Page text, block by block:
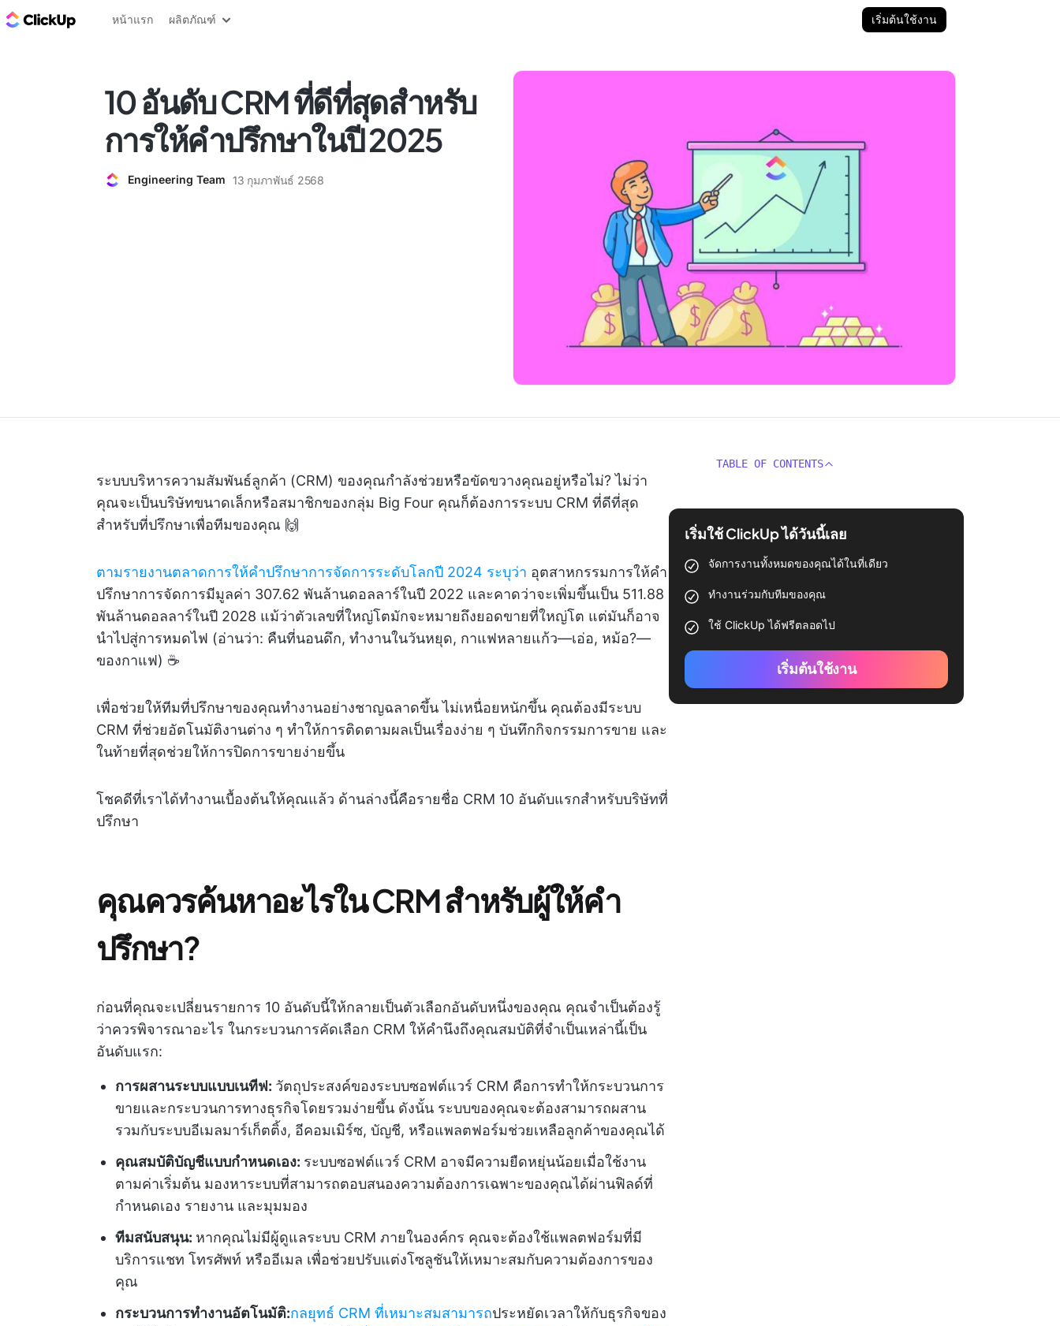
บล็อก ClickUp
หน้าแรก ผลิตภัณฑ์ เริ่มต้นใช้งาน
10 อันดับ CRM ที่ดีที่สุดสำหรับ
การให้คำปรึกษาในปี 2025
Engineering Team 13 กุมภาพันธ์ 2568
ระบบบริหารความสัมพันธ์ลูกค้า (CRM) ของคุณกำลังช่วยหรือขัดขวางคุณอยู่หรือไม่? ไม่ว่า
คุณจะเป็นบริษัทขนาดเล็กหรือสมาชิกของกลุ่ม Big Four คุณก็ต้องการระบบ CRM ที่ดีที่สุด
สำหรับที่ปรึกษาเพื่อทีมของคุณ 🙌
ตามรายงานตลาดการให้คำปรึกษาการจัดการระดับโลกปี 2024 ระบุว่า อุตสาหกรรมการให้คำ
ปรึกษาการจัดการมีมูลค่า 307.62 พันล้านดอลลาร์ในปี 2022 และคาดว่าจะเพิ่มขึ้นเป็น 511.88
พันล้านดอลลาร์ในปี 2028 แม้ว่าตัวเลขที่ใหญ่โตมักจะหมายถึงยอดขายที่ใหญ่โต แต่มันก็อาจ
นำไปสู่การหมดไฟ (อ่านว่า: คืนที่นอนดึก, ทำงานในวันหยุด, กาแฟหลายแก้ว—เอ่อ, หม้อ?—
ของกาแฟ) ☕
เพื่อช่วยให้ทีมที่ปรึกษาของคุณทำงานอย่างชาญฉลาดขึ้น ไม่เหนื่อยหนักขึ้น คุณต้องมีระบบ
CRM ที่ช่วยอัตโนมัติงานต่าง ๆ ทำให้การติดตามผลเป็นเรื่องง่าย ๆ บันทึกกิจกรรมการขาย และ
ในท้ายที่สุดช่วยให้การปิดการขายง่ายขึ้น
โชคดีที่เราได้ทำงานเบื้องต้นให้คุณแล้ว ด้านล่างนี้คือรายชื่อ CRM 10 อันดับแรกสำหรับบริษัทที่
ปรึกษา
คุณควรค้นหาอะไรใน CRM สำหรับผู้ให้คำ
ปรึกษา?
ก่อนที่คุณจะเปลี่ยนรายการ 10 อันดับนี้ให้กลายเป็นตัวเลือกอันดับหนึ่งของคุณ คุณจำเป็นต้องรู้
ว่าควรพิจารณาอะไร ในกระบวนการคัดเลือก CRM ให้คำนึงถึงคุณสมบัติที่จำเป็นเหล่านี้เป็น
อันดับแรก:
การผสานระบบแบบเนทีฟ: วัตถุประสงค์ของระบบซอฟต์แวร์ CRM คือการทำให้กระบวนการ
ขายและกระบวนการทางธุรกิจโดยรวมง่ายขึ้น ดังนั้น ระบบของคุณจะต้องสามารถผสาน
รวมกับระบบอีเมลมาร์เก็ตติ้ง, อีคอมเมิร์ซ, บัญชี, หรือแพลตฟอร์มช่วยเหลือลูกค้าของคุณได้
คุณสมบัติบัญชีแบบกำหนดเอง: ระบบซอฟต์แวร์ CRM อาจมีความยืดหยุ่นน้อยเมื่อใช้งาน
ตามค่าเริ่มต้น มองหาระบบที่สามารถตอบสนองความต้องการเฉพาะของคุณได้ผ่านฟิลด์ที่
กำหนดเอง รายงาน และมุมมอง
ทีมสนับสนุน: หากคุณไม่มีผู้ดูแลระบบ CRM ภายในองค์กร คุณจะต้องใช้แพลตฟอร์มที่มี
บริการแชท โทรศัพท์ หรืออีเมล เพื่อช่วยปรับแต่งโซลูชันให้เหมาะสมกับความต้องการของ
คุณ
กระบวนการทำงานอัตโนมัติ:กลยุทธ์ CRM ที่เหมาะสมสามารถประหยัดเวลาให้กับธุรกิจของ
TABLE OF CONTENTS
เริ่มใช้ ClickUp ได้วันนี้เลย
จัดการงานทั้งหมดของคุณได้ในที่เดียว
ทำงานร่วมกับทีมของคุณ
ใช้ ClickUp ได้ฟรีตลอดไป
เริ่มต้นใช้งาน